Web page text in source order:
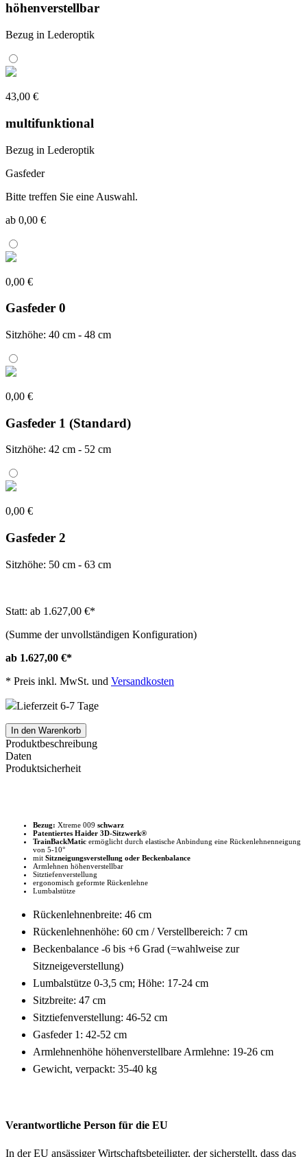
höhenverstellbar
Bezug in Lederoptik
43,00 €
multifunktional
Bezug in Lederoptik
Gasfeder
Bitte treffen Sie eine Auswahl.
ab 0,00 €
0,00 €
Gasfeder 0
Sitzhöhe: 40 cm - 48 cm
0,00 €
Gasfeder 1 (Standard)
Sitzhöhe: 42 cm - 52 cm
0,00 €
Gasfeder 2
Sitzhöhe: 50 cm - 63 cm
Statt: ab 1.627,00 €*
(Summe der unvollständigen Konfiguration)
ab 1.627,00 €*
* Preis inkl. MwSt. und Versandkosten
Lieferzeit 6-7 Tage
In den Warenkorb
Produktbeschreibung
Daten
Produktsicherheit
Bezug: Xtreme 009 schwarz
Patentiertes Haider 3D-Sitzwerk®
TrainBackMatic ermöglicht durch elastische Anbindung eine Rückenlehnenneigung
von 5-10°
mit Sitzneigungsverstellung oder Beckenbalance
Armlehnen höhenverstellbar
Sitztiefenverstellung
ergonomisch geformte Rückenlehne
Lumbalstütze
Rückenlehnenbreite: 46 cm
Rückenlehnenhöhe: 60 cm / Verstellbereich: 7 cm
Beckenbalance -6 bis +6 Grad (=wahlweise zur
Sitzneigeverstellung)
Lumbalstütze 0-3,5 cm; Höhe: 17-24 cm
Sitzbreite: 47 cm
Sitztiefenverstellung: 46-52 cm
Gasfeder 1: 42-52 cm
Armlehnenhöhe höhenverstellbare Armlehne: 19-26 cm
Gewicht, verpackt: 35-40 kg
Verantwortliche Person für die EU
In der EU ansässiger Wirtschaftsbeteiligter, der sicherstellt, dass das